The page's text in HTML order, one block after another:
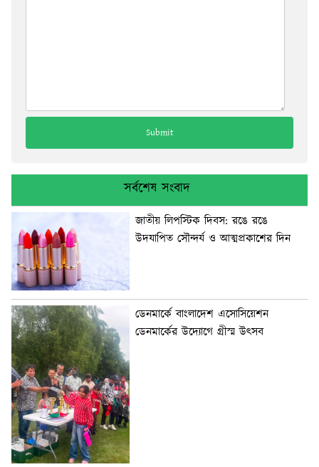
সর্বশেষ সংবাদ
জাতীয় লিপস্টিক দিবস: রঙে রঙে
উদযাপিত সৌন্দর্য ও আত্মপ্রকাশের দিন
ডেনমার্কে বাংলাদেশ এসোসিয়েশন
ডেনমার্কের উদ্যোগে গ্রীস্ম উৎসব